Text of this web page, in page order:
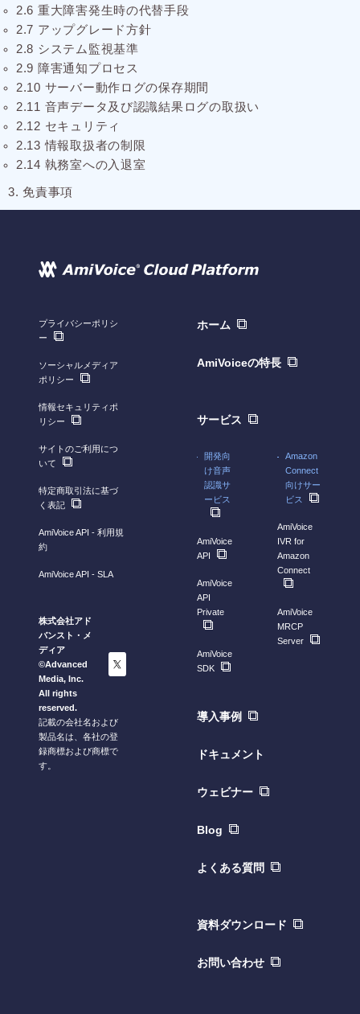
2.6 重大障害発生時の代替手段
2.7 アップグレード方針
2.8 システム監視基準
2.9 障害通知プロセス
2.10 サーバー動作ログの保存期間
2.11 音声データ及び認識結果ログの取扱い
2.12 セキュリティ
2.13 情報取扱者の制限
2.14 執務室への入退室
3. 免責事項
ホーム
AmiVoiceの特長
サービス
開発向
け音声
認識サ
ービス
AmiVoice
API
AmiVoice
API
Private
AmiVoice
SDK
Amazon
Connect
向けサー
ビス
AmiVoice
IVR for
Amazon
Connect
AmiVoice
MRCP
Server
導入事例
ドキュメント
ウェビナー
Blog
よくある質問
資料ダウンロード
お問い合わせ
プライバシーポリシ
ー
ソーシャルメディア
ポリシー
情報セキュリティポ
リシー
サイトのご利用につ
いて
特定商取引法に基づ
く表記
AmiVoice API - 利用規
約
AmiVoice API - SLA
株式会社アド
バンスト・メ
ディア
©Advanced
Media, Inc.
All rights
reserved.
記載の会社名および
製品名は、各社の登
録商標および商標で
す。